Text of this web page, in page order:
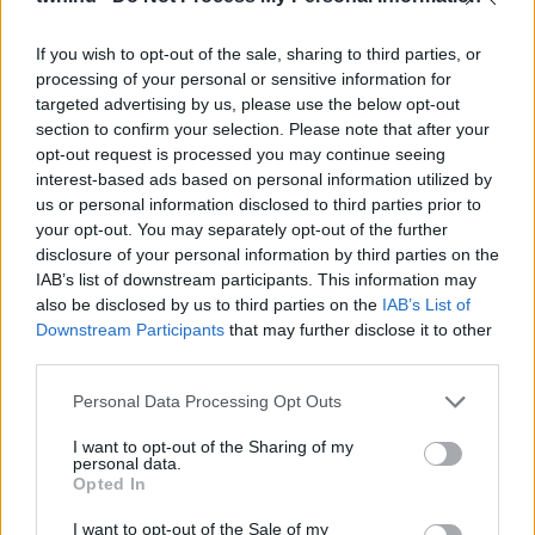
If you wish to opt-out of the sale, sharing to third parties, or
processing of your personal or sensitive information for
targeted advertising by us, please use the below opt-out
section to confirm your selection. Please note that after your
opt-out request is processed you may continue seeing
interest-based ads based on personal information utilized by
us or personal information disclosed to third parties prior to
your opt-out. You may separately opt-out of the further
disclosure of your personal information by third parties on the
IAB’s list of downstream participants. This information may
also be disclosed by us to third parties on the IAB’s List of
Downstream Participants that may further disclose it to other
Please note that this website/app uses one or more Google
not limited to your visit or usage behaviour. You may click to
grant or deny consent to Google and its third-party tags to
use your data for below specified purposes in below Google
consent section.
Personal Data Processing Opt Outs
I want to opt-out of the Sharing of my
personal data.
Opted In
I want to opt-out of the Sale of my
08. 02.
SOKAN ROSSZUL TÁROLJÁK A GYÓGYSZEREIKET –
Érdemes odafigyelni rá
08. 01.
EGYRE TÖBB FIATALNÁL JELENTKEZIK EZ A
VITAMINHIÁNY – ILYEN JELEKRE FIGYELJ
Erre figyelj!
NEM A CITROMSAV, AZ ECET VAGY A
SZÓDABIKARBÓNA A LEGERŐSEBB: EZT HASZNÁLJÁK A
SZÁLLODÁKBAN A VÍZKŐ ELLEN
Ez a szer tényleg eltünteti a vízkövet
07. 31.
HAGYD A SÓT: EGY CSIPET EBBŐL A FŐZŐVÍZBE,
ÉS SOKKAL FINOMABB LESZ A FŐTT KRUMPLI
Titkos hozzávaló
24 ÓRA TOVÁBBI HÍREI
24 óra